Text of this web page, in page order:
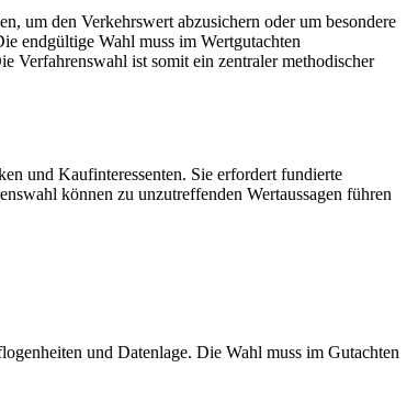
um den Verkehrswert abzusichern oder um besondere
endgültige Wahl muss im Wertgutachten
Verfahrenswahl ist somit ein zentraler methodischer
und Kaufinteressenten. Sie erfordert fundierte
können zu unzutreffenden Wertaussagen führen
und Datenlage. Die Wahl muss im Gutachten